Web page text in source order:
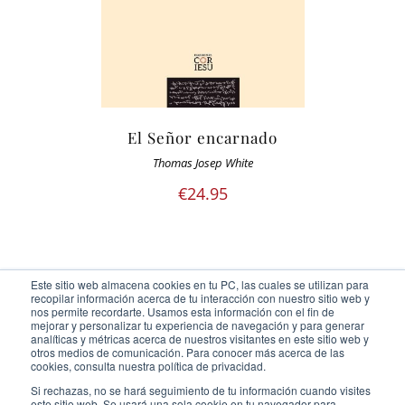
Este sitio web almacena cookies en tu PC, las cuales se utilizan para
recopilar información acerca de tu interacción con nuestro sitio web y
nos permite recordarte. Usamos esta información con el fin de
mejorar y personalizar tu experiencia de navegación y para generar
analíticas y métricas acerca de nuestros visitantes en este sitio web y
otros medios de comunicación. Para conocer más acerca de las
cookies, consulta nuestra política de privacidad.
Si rechazas, no se hará seguimiento de tu información cuando visites
El Señor encarnado
Thomas Josep White
€24.95
Ediciones Cor Iesu Copyright 2020 |id digital agency
Eliminar cookies